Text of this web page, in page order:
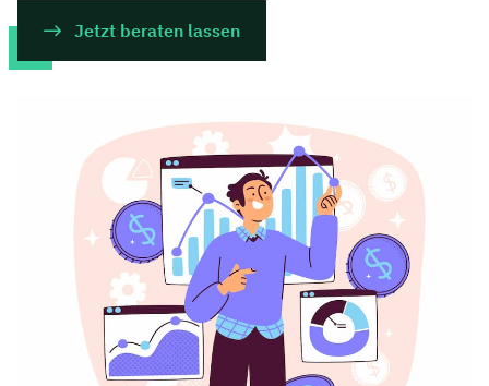
Jetzt beraten lassen